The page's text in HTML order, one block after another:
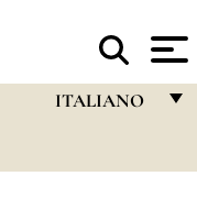
ITALIANO